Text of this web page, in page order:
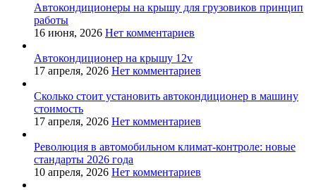
Автокондиционеры на крышу для грузовиков принцип
работы
16 июня, 2026 Нет комментариев
Автокондиционер на крышу 12v
17 апреля, 2026 Нет комментариев
Сколько стоит установить автокондиционер в машину
стоимость
17 апреля, 2026 Нет комментариев
Революция в автомобильном климат-контроле: новые
стандарты 2026 года
10 апреля, 2026 Нет комментариев